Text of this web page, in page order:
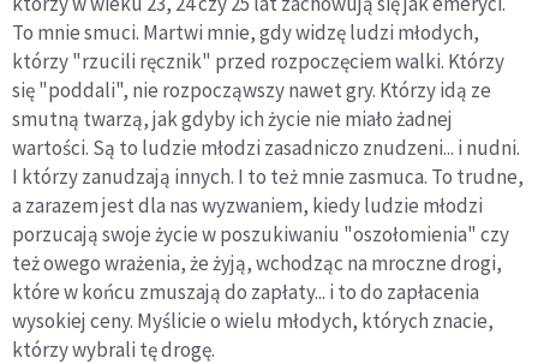
To mnie smuci. Martwi mnie, gdy widzę ludzi młodych,
którzy "rzucili ręcznik" przed rozpoczęciem walki. Którzy
się "poddali", nie rozpocząwszy nawet gry. Którzy idą ze
smutną twarzą, jak gdyby ich życie nie miało żadnej
wartości. Są to ludzie młodzi zasadniczo znudzeni... i nudni.
I którzy zanudzają innych. I to też mnie zasmuca. To trudne,
a zarazem jest dla nas wyzwaniem, kiedy ludzie młodzi
porzucają swoje życie w poszukiwaniu "oszołomienia" czy
też owego wrażenia, że żyją, wchodząc na mroczne drogi,
które w końcu zmuszają do zapłaty... i to do zapłacenia
wysokiej ceny. Myślicie o wielu młodych, których znacie,
którzy wybrali tę drogę.